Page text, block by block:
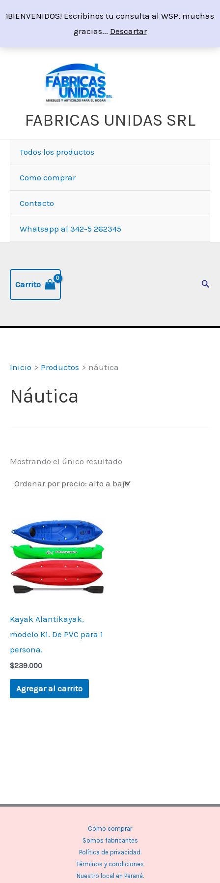
¡BIENVENIDOS! Escribinos tu consulta al WSP, muchas
gracias... Descartar
FABRICAS UNIDAS SRL
Todos los productos
Como comprar
Contacto
Whatsapp al 342-5 262345
Carrito
Inicio Productos náutica
Náutica
Mostrando el único resultado
Kayak Alantikayak,
modelo K1. De PVC para 1
persona.
$239.000
Agregar al carrito
Cómo comprar
Somos fabricantes
Política de privacidad.
Términos y condiciones
Nuestro local en Paraná.